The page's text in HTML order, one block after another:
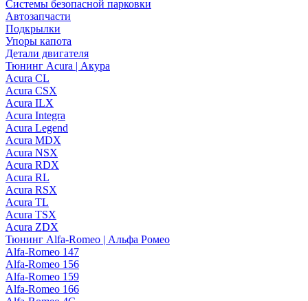
Системы безопасной парковки
Автозапчасти
Подкрылки
Упоры капота
Детали двигателя
Тюнинг Acura | Акура
Acura CL
Acura CSX
Acura ILX
Acura Integra
Acura Legend
Acura MDX
Acura NSX
Acura RDX
Acura RL
Acura RSX
Acura TL
Acura TSX
Acura ZDX
Тюнинг Alfa-Romeo | Альфа Ромео
Alfa-Romeo 147
Alfa-Romeo 156
Alfa-Romeo 159
Alfa-Romeo 166